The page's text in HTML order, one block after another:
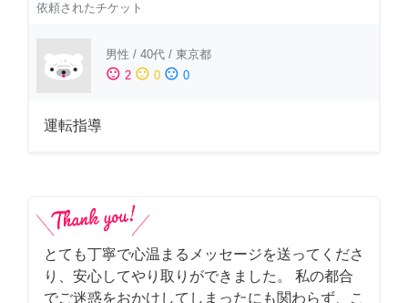
依頼されたチケット
男性 / 40代 / 東京都
sentiment_satisfied 2 sentiment_neutral 0 sentiment_dissatisfied 0
運転指導
とても丁寧で心温まるメッセージを送ってくださ
り、安心してやり取りができました。 私の都合
でご迷惑をおかけしてしまったにも関わらず、こ